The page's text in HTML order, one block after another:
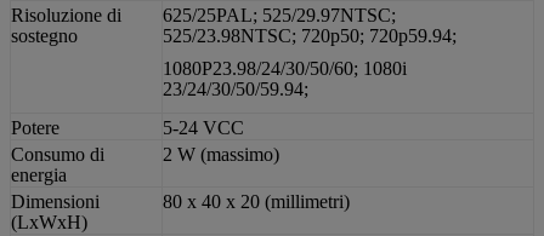
Risoluzione di
sostegno
625/25PAL; 525/29.97NTSC;
525/23.98NTSC; 720p50; 720p59.94;
1080P23.98/24/30/50/60; 1080i
23/24/30/50/59.94;
Potere
5-24 VCC
Consumo di
energia
2 W (massimo)
Dimensioni
(LxWxH)
80 x 40 x 20 (millimetri)